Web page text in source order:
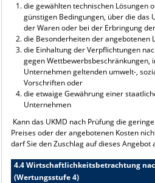
die gewählten technischen Lösungen
günstigen Bedingungen, über die das
der Waren oder bei der Erbringung
die Besonderheiten der angebotenen
die Einhaltung der Verpflichtungen
gegen Wettbewerbsbeschränkungen,
Unternehmen geltenden umwelt-,
Vorschriften oder
die etwaige Gewährung einer
Unternehmen
Kann das UKMD nach Prüfung die
Preises oder der angebotenen Kosten
darf Sie den Zuschlag auf dieses Angebot
4.4 Wirtschaftlichkeitsbetrachtung
(Wertungsstufe 4)